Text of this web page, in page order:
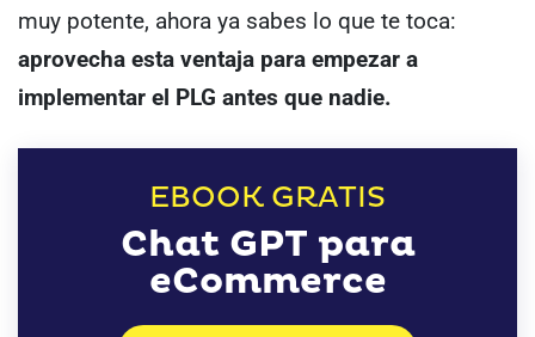
muy potente, ahora ya sabes lo que te toca:
aprovecha esta ventaja para empezar a
implementar el PLG antes que nadie.
EBOOK GRATIS
Chat GPT para
eCommerce